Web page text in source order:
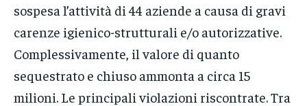
sospesa l’attività di 44 aziende a causa di gravi
carenze igienico-strutturali e/o autorizzative.
Complessivamente, il valore di quanto
sequestrato e chiuso ammonta a circa 15
milioni. Le principali violazioni riscontrate. Tra